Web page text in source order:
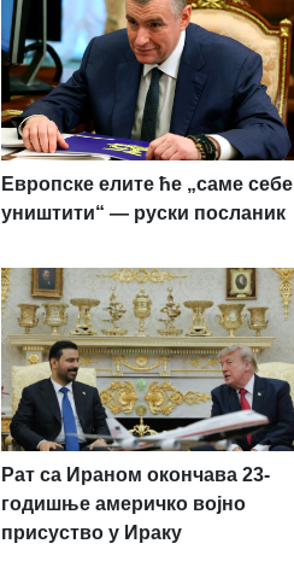
Европске елите ће „саме себе
уништити“ — руски посланик
Рат са Ираном окончава 23-
годишње америчко војно
присуство у Ираку